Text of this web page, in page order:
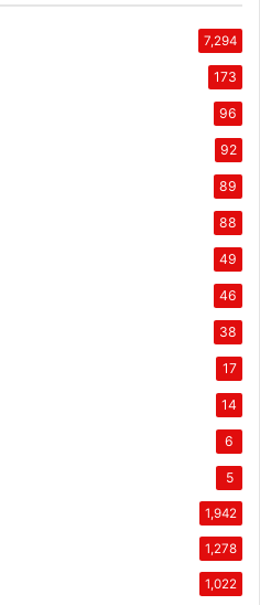
7,294
173
96
92
89
88
49
46
38
17
14
6
5
1,942
1,278
1,022